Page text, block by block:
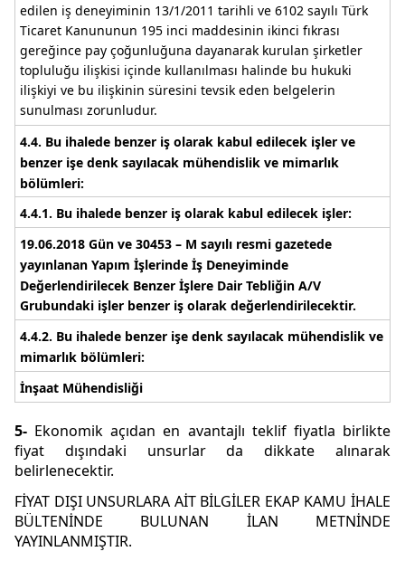
edilen iş deneyiminin 13/1/2011 tarihli ve 6102 sayılı Türk
Ticaret Kanununun 195 inci maddesinin ikinci fıkrası
gereğince pay çoğunluğuna dayanarak kurulan şirketler
topluluğu ilişkisi içinde kullanılması halinde bu hukuki
ilişkiyi ve bu ilişkinin süresini tevsik eden belgelerin
sunulması zorunludur.
4.4. Bu ihalede benzer iş olarak kabul edilecek işler ve
benzer işe denk sayılacak mühendislik ve mimarlık
bölümleri:
4.4.1. Bu ihalede benzer iş olarak kabul edilecek işler:
19.06.2018 Gün ve 30453 – M sayılı resmi gazetede
yayınlanan Yapım İşlerinde İş Deneyiminde
Değerlendirilecek Benzer İşlere Dair Tebliğin A/V
Grubundaki işler benzer iş olarak değerlendirilecektir.
4.4.2. Bu ihalede benzer işe denk sayılacak mühendislik ve
mimarlık bölümleri:
İnşaat Mühendisliği
5- Ekonomik açıdan en avantajlı teklif fiyatla birlikte
fiyat dışındaki unsurlar da dikkate alınarak
belirlenecektir.
FİYAT DIŞI UNSURLARA AİT BİLGİLER EKAP KAMU İHALE
BÜLTENİNDE BULUNAN İLAN METNİNDE
YAYINLANMIŞTIR.